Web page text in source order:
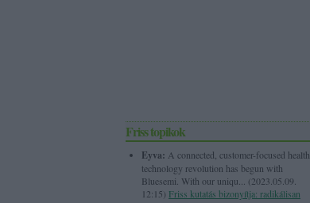
Friss topikok
Eyva: A connected, customer-focused health
technology revolution has begun with
Bluesemi. With our uniqu... (2023.05.09.
12:15) Friss kutatás bizonyítja: radikálisan